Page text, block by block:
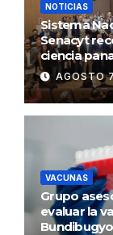
NOTICIAS
Sistema
Senacyt
ciencia
AGOSTO
VACUNAS
Grupo
evaluar la
Bundibugyo